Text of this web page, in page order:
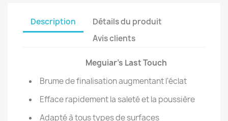
Description
Détails du produit
Avis clients
Meguiar's Last Touch
Brume de finalisation augmentant l'éclat
Efface rapidement la saleté et la poussière
Adapté à tous types de surfaces